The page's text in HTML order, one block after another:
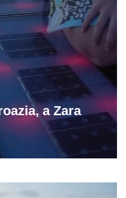
a Zara